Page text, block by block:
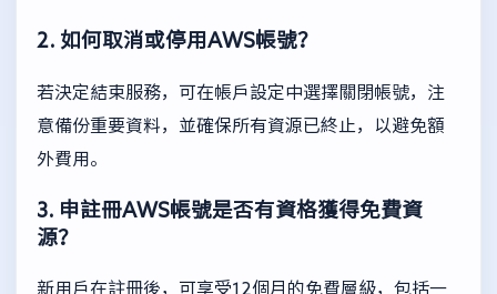
2. 如何取消或停用AWS帳號？
若決定結束服務，可在帳戶設定中選擇關閉帳號，注
意備份重要資料，並確保所有資源已終止，以避免額
外費用。
3. 申註冊AWS帳號是否有資格獲得免費資
源？
新用戶在註冊後，可享受12個月的免費層級，包括一